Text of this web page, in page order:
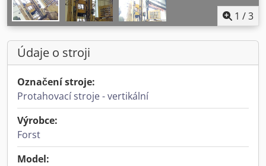
1 /3
Údaje o stroji
Označení stroje:
Protahovací stroje - vertikální
Výrobce:
Forst
Model: